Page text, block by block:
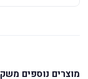
מוצרים נוספים